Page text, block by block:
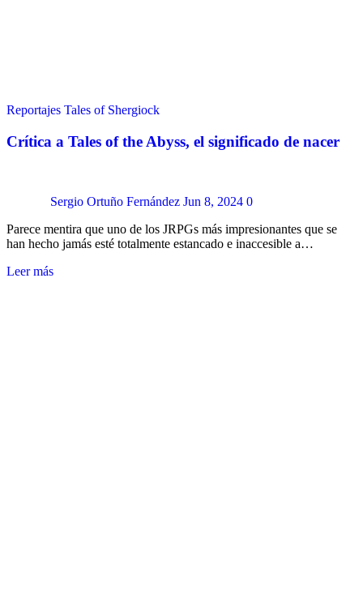
Reportajes Tales of Shergiock
Crítica a Tales of the Abyss, el significado de nacer
Sergio Ortuño Fernández Jun 8, 2024 0
Parece mentira que uno de los JRPGs más impresionantes que se
han hecho jamás esté totalmente estancado e inaccesible a…
Leer más